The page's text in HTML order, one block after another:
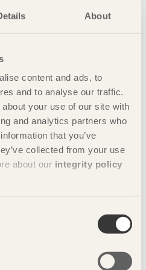
About
content and ads, to
and to analyse our traffic.
your use of our site with
and analytics partners who
that you’ve
collected from your use
about our integrity policy
rike